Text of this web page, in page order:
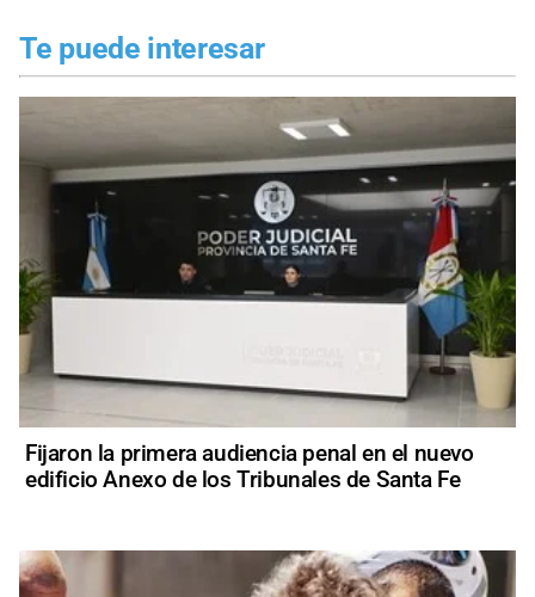
Te puede interesar
Fijaron la primera audiencia penal en el nuevo
edificio Anexo de los Tribunales de Santa Fe